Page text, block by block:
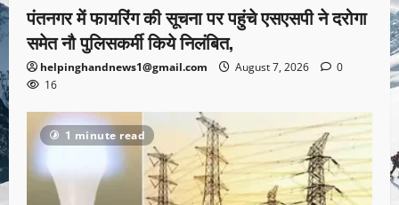
पंतनगर में फायरिंग की सूचना पर पहुंचे एसएसपी ने दरोगा
समेत नौ पुलिसकर्मी किये निलंबित,
helpinghandnews1@gmail.com August 7, 2026
0
16
1 minute read